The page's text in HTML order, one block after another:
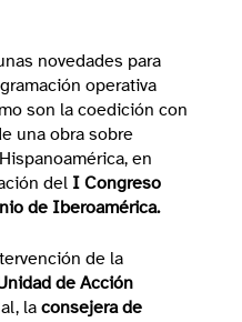
novedades para
operativa
son la coedición con
una obra sobre
en
del I Congreso
de Iberoamérica.
de la
de Acción
la consejera de